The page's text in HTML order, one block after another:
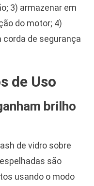
3) armazenar em
do motor; 4)
de segurança
de Uso
brilho
de vidro sobre
são
usando o modo